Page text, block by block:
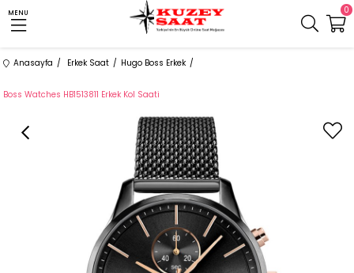
MENU 0
Anasayfa Erkek Saat Hugo Boss Erkek
Boss Watches HB1513811 Erkek Kol Saati